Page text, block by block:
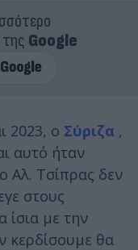
Google
2023, ο Σύριζα ,
αυτό ήταν
Αλ. Τσίπρας δεν
στους
ίσια με την
κερδίσουμε θα